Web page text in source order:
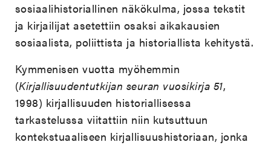
sosiaalihistoriallinen näkökulma, jossa tekstit
ja kirjailijat asetettiin osaksi aikakausien
sosiaalista, poliittista ja historiallista kehitystä.
Kymmenisen vuotta myöhemmin
(Kirjallisuudentutkijan seuran vuosikirja 51,
1998) kirjallisuuden historiallisessa
tarkastelussa viitattiin niin kutsuttuun
kontekstuaaliseen kirjallisuushistoriaan, jonka